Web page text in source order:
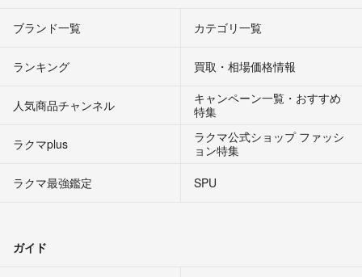
ブランド一覧 カテゴリ一覧
ランキング 買取・相場価格情報
人気商品チャンネル
キャンペーン一覧・おすすめ
特集
ラクマplus
ラクマ公式ショップ ファッシ
ョン特集
ラクマ最強鑑定
SPU
ガイド